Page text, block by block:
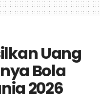
Uang
Bola
2026